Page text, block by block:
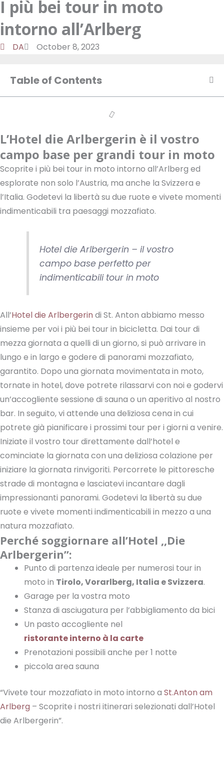
I più bei tour in moto
intorno all’Arlberg
DA October 8, 2023
Table of Contents
L’Hotel die Arlbergerin è il vostro
campo base per grandi tour in moto
Scoprite i più bei tour in moto intorno all’Arlberg ed
esplorate non solo l’Austria, ma anche la Svizzera e
l’Italia. Godetevi la libertà su due ruote e vivete momenti
indimenticabili tra paesaggi mozzafiato.
Hotel die Arlbergerin – il vostro
campo base perfetto per
indimenticabili tour in moto
All’Hotel die Arlbergerin di St. Anton abbiamo messo
insieme per voi i più bei tour in bicicletta. Dai tour di
mezza giornata a quelli di un giorno, si può arrivare in
lungo e in largo e godere di panorami mozzafiato,
garantito. Dopo una giornata movimentata in moto,
tornate in hotel, dove potrete rilassarvi con noi e godervi
un’accogliente sessione di sauna o un aperitivo al nostro
bar. In seguito, vi attende una deliziosa cena in cui
potrete già pianificare i prossimi tour per i giorni a venire.
Iniziate il vostro tour direttamente dall’hotel e
cominciate la giornata con una deliziosa colazione per
iniziare la giornata rinvigoriti. Percorrete le pittoresche
strade di montagna e lasciatevi incantare dagli
impressionanti panorami. Godetevi la libertà su due
ruote e vivete momenti indimenticabili in mezzo a una
natura mozzafiato.
Perché soggiornare all’Hotel ,,Die
Arlbergerin”:
Punto di partenza ideale per numerosi tour in
moto in Tirolo, Vorarlberg, Italia e Svizzera.
Garage per la vostra moto
Stanza di asciugatura per l’abbigliamento da bici
Un pasto accogliente nel
ristorante interno à la carte
Prenotazioni possibili anche per 1 notte
piccola area sauna
“Vivete tour mozzafiato in moto intorno a St.Anton am
Arlberg – Scoprite i nostri itinerari selezionati dall’Hotel
die Arlbergerin”.